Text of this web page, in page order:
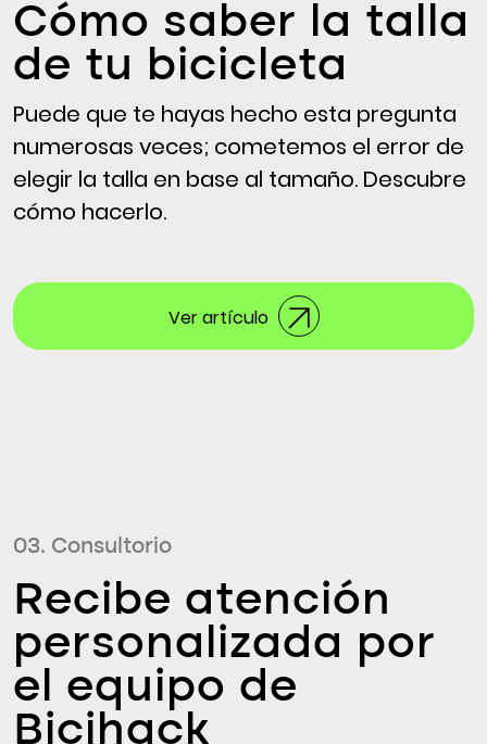
Cómo saber la talla
de tu bicicleta
Puede que te hayas hecho esta pregunta
numerosas veces; cometemos el error de
elegir la talla en base al tamaño. Descubre
cómo hacerlo.
Ver artículo
03. Consultorio
Recibe atención
personalizada por
el equipo de
Bicihack